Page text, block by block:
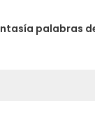
palabras